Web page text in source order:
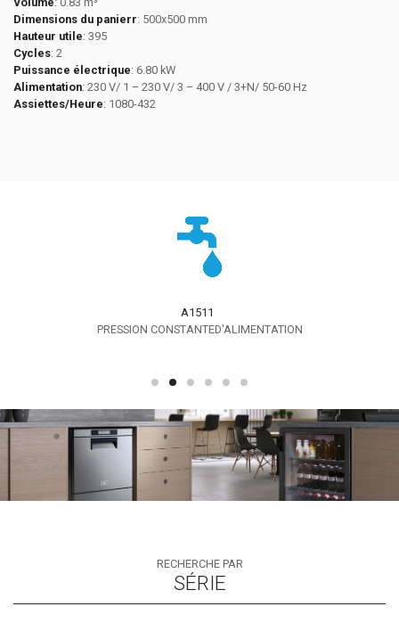
Dimensions du panierr: 500x500 mm
Hauteur utile: 395
Cycles: 2
Puissance électrique: 6.80 kW
Alimentation: 230 V/ 1 – 230 V/ 3 – 400 V / 3+N/ 50-60 Hz
Assiettes/Heure: 1080-432
A1511
PRESSION CONSTANTED'ALIMENTATION
RECHERCHE PAR
SÉRIE